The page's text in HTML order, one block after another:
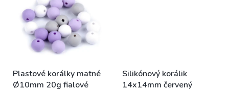
Plastové korálky matné
Ø10mm 20g fialové
Silikónový korálik
14x14mm červený